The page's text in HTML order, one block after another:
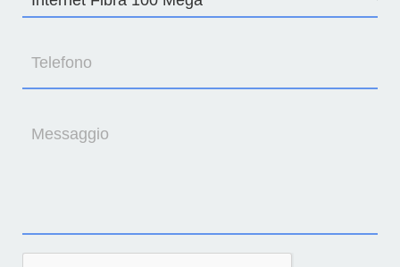
Telefono
Messaggio